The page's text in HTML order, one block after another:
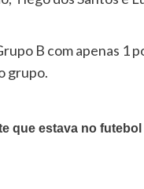
B com apenas 1
grupo.
que estava no futebol